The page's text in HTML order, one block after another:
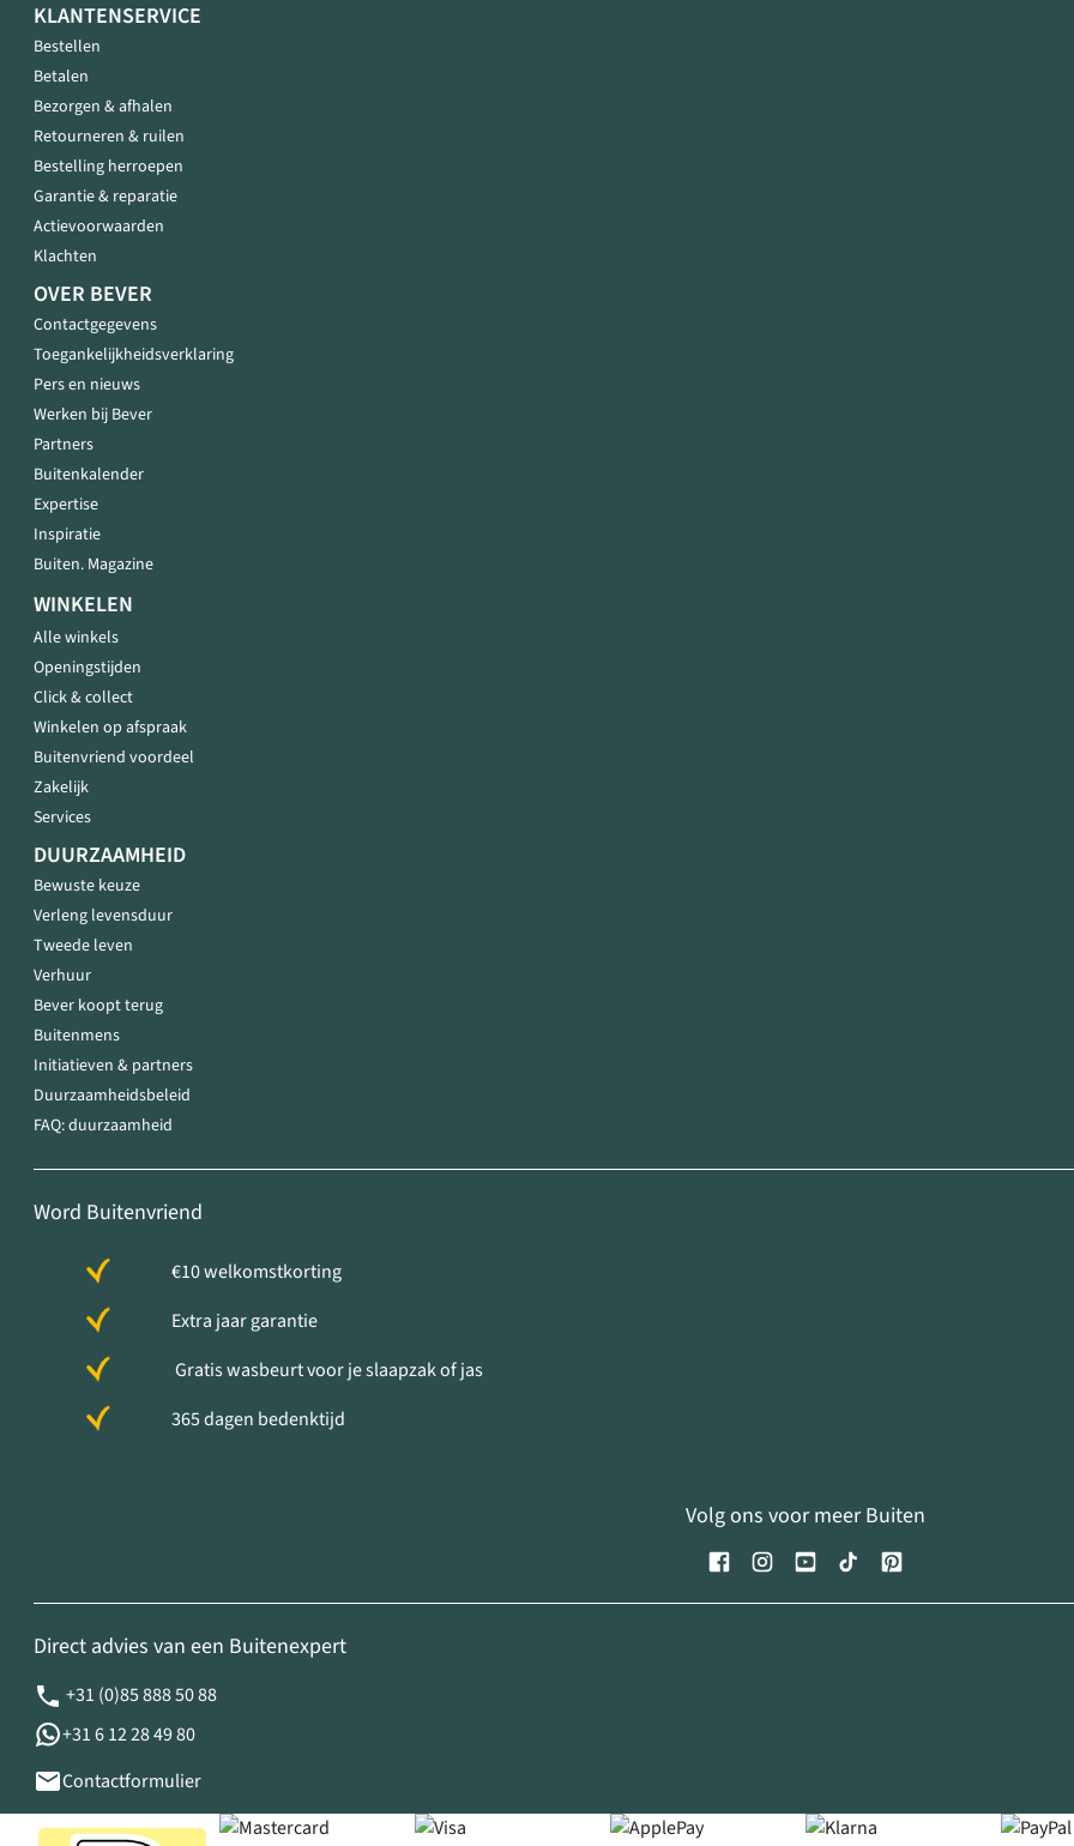
KLANTENSERVICE
Bestellen
Betalen
Bezorgen & afhalen
Retourneren & ruilen
Bestelling herroepen
Garantie & reparatie
Actievoorwaarden
Klachten
OVER BEVER
Contactgegevens
Toegankelijkheidsverklaring
Pers en nieuws
Werken bij Bever
Partners
Buitenkalender
Expertise
Inspiratie
Buiten. Magazine
WINKELEN
Alle winkels
Openingstijden
Click & collect
Winkelen op afspraak
Buitenvriend voordeel
Zakelijk
Services
DUURZAAMHEID
Bewuste keuze
Verleng levensduur
Tweede leven
Verhuur
Bever koopt terug
Buitenmens
Initiatieven & partners
Duurzaamheidsbeleid
FAQ: duurzaamheid
Word Buitenvriend
€10 welkomstkorting
Extra jaar garantie
Gratis wasbeurt voor je slaapzak of jas
365 dagen bedenktijd
Volg ons voor meer Buiten
Direct advies van een Buitenexpert
+31 (0)85 888 50 88
+31 6 12 28 49 80
Contactformulier